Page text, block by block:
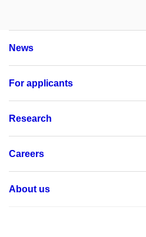
News
For applicants
Research
Careers
About us